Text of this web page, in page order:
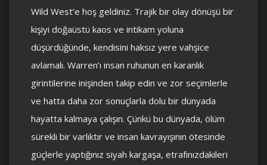
Wild West’e hoş geldiniz. Trajik bir olay dönüşü bir
kişiyi doğaüstü kaos ve intikam yoluna
düşürdüğünde, kendisini haksız yere vahşice
avlamalı. Warren’ı insan ruhunun en karanlık
girintilerine inişinden takip edin ve zor seçimlerle
ve hatta daha zor sonuçlarla dolu bir dünyada
hayatta kalmaya çalışın. Çünkü bu dünyada, ölüm
sürekli bir varlıktır ve insan kavrayışının ötesinde
güçlerle yaptığınız siyah kargaşa, etrafınızdakileri